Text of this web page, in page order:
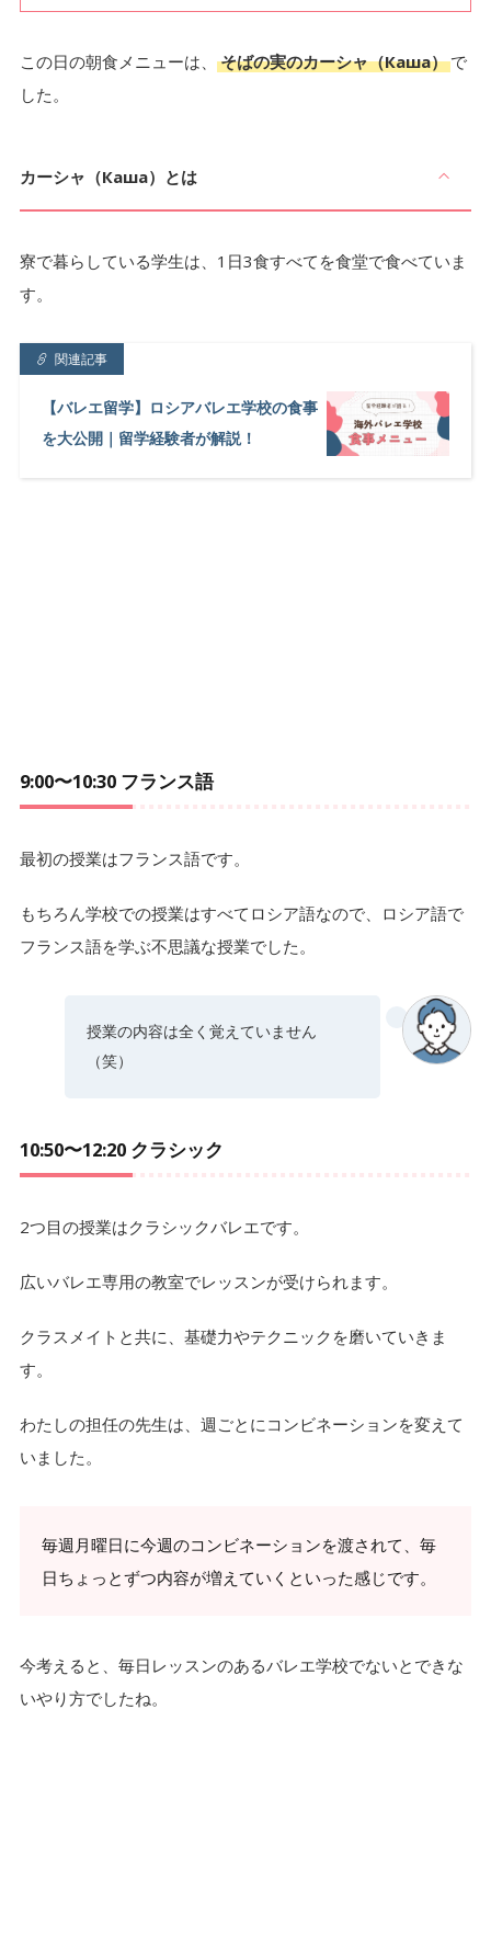
この日の朝食メニューは、 そばの実のカーシャ（Каша）で
した。
カーシャ（Каша）とは
寮で暮らしている学生は、1日3食すべてを食堂で食べていま
す。
関連記事
【バレエ留学】ロシアバレエ学校の食事
を大公開｜留学経験者が解説！
9:00〜10:30 フランス語
最初の授業はフランス語です。
もちろん学校での授業はすべてロシア語なので、ロシア語で
フランス語を学ぶ不思議な授業でした。
授業の内容は全く覚えていません
（笑）
10:50〜12:20 クラシック
2つ目の授業はクラシックバレエです。
広いバレエ専用の教室でレッスンが受けられます。
クラスメイトと共に、基礎力やテクニックを磨いていきま
す。
わたしの担任の先生は、週ごとにコンビネーションを変えて
いました。
毎週月曜日に今週のコンビネーションを渡されて、毎
日ちょっとずつ内容が増えていくといった感じです。
今考えると、毎日レッスンのあるバレエ学校でないとできな
いやり方でしたね。